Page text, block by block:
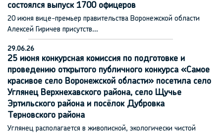
состоялся выпуск 1700 офицеров
20 июня вице-премьер правительства Воронежской области
Алексей Гиричев присутств…
29.06.26
25 июня конкурсная комиссия по подготовке и
проведению открытого публичного конкурса «Самое
красивое село Воронежской области» посетила село
Углянец Верхнехавского района, село Щучье
Эртильского района и посёлок Дубровка
Терновского района
Углянец располагается в живописной, экологически чистой